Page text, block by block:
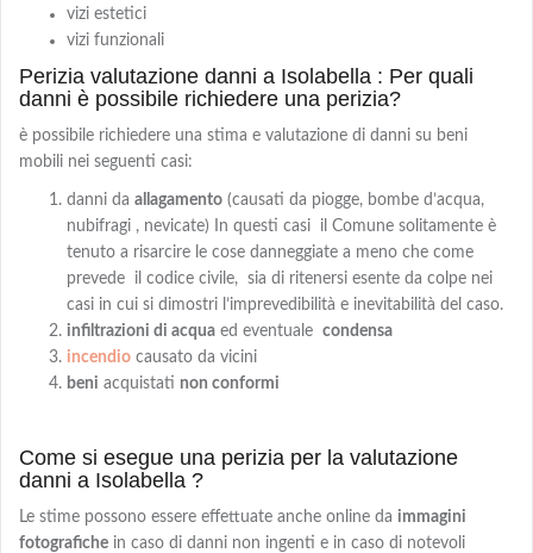
vizi estetici
vizi funzionali
Perizia valutazione danni a Isolabella : Per quali
danni è possibile richiedere una perizia?
è possibile richiedere una stima e valutazione di danni su beni
mobili nei seguenti casi:
danni da allagamento (causati da piogge, bombe d’acqua,
nubifragi , nevicate) In questi casi il Comune solitamente è
tenuto a risarcire le cose danneggiate a meno che come
prevede il codice civile, sia di ritenersi esente da colpe nei
casi in cui si dimostri l’imprevedibilità e inevitabilità del caso.
infiltrazioni di acqua ed eventuale condensa
incendio causato da vicini
beni acquistati non conformi
Come si esegue una perizia per la valutazione
danni a Isolabella ?
Le stime possono essere effettuate anche online da immagini
fotografiche in caso di danni non ingenti e in caso di notevoli